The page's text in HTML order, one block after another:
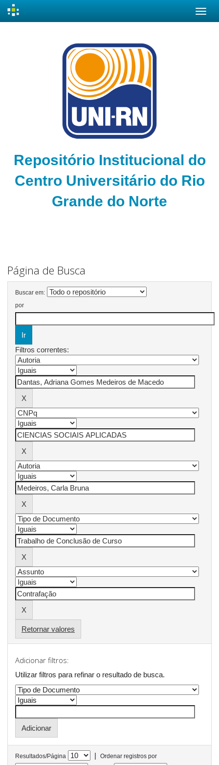
Repositório Institucional do
Centro Universitário do Rio
Grande do Norte
Página de Busca
Buscar em:
por
Filtros correntes:
Retornar valores
Adicionar filtros:
Utilizar filtros para refinar o resultado de busca.
Resultados/Página |
Ordenar registros por